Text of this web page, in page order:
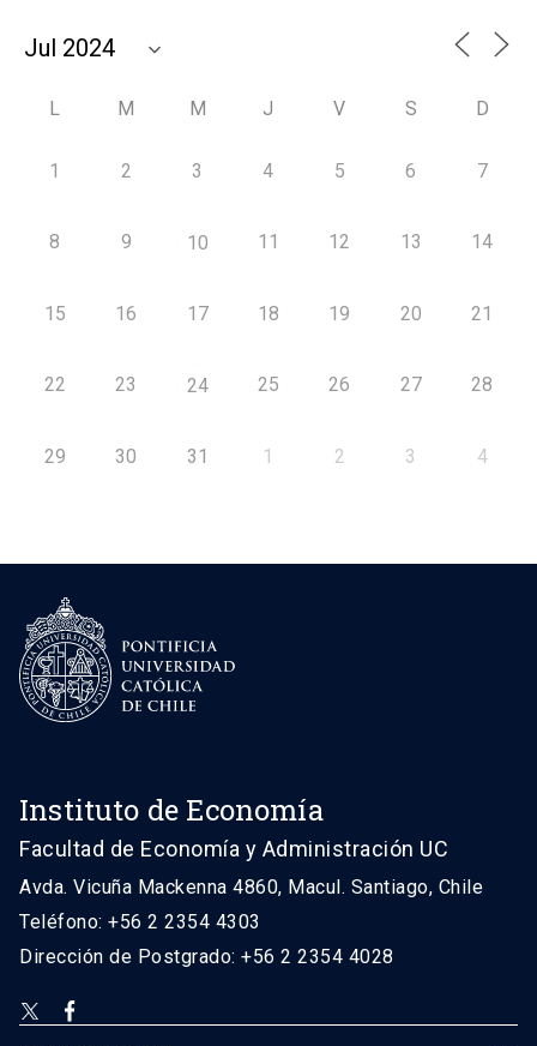
L M M J V S D
1 2 3 4 5 6 7
8 9 10 11 12 13 14
15 16 17 18 19 20 21
22 23 24 25 26 27 28
29 30 31 1 2 3 4
Instituto de Economía
Facultad de Economía y Administración UC
Avda. Vicuña Mackenna 4860, Macul. Santiago, Chile
Teléfono: +56 2 2354 4303
Dirección de Postgrado: +56 2 2354 4028